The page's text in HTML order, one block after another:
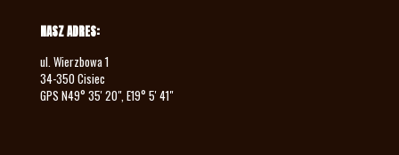
NASZ ADRES:
ul. Wierzbowa 1
34-350 Cisiec
GPS N49° 35' 20", E19° 5' 41"